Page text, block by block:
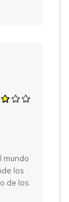
mundo
los
de los